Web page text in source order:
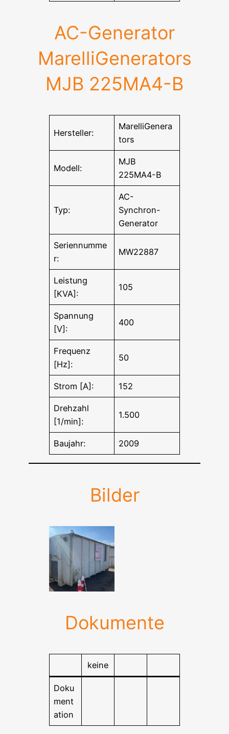
AC-Generator
MarelliGenerators
MJB 225MA4-B
Hersteller:
MarelliGenera
tors
Modell:
MJB
225MA4-B
Typ:
AC-
Synchron-
Generator
Seriennumme
r:
MW22887
Leistung
[KVA]:
105
Spannung
[V]:
400
Frequenz
[Hz]:
50
Strom [A]: 152
Drehzahl
[1/min]:
1.500
Baujahr: 2009
Bilder
Dokumente
keine
Doku
ment
ation